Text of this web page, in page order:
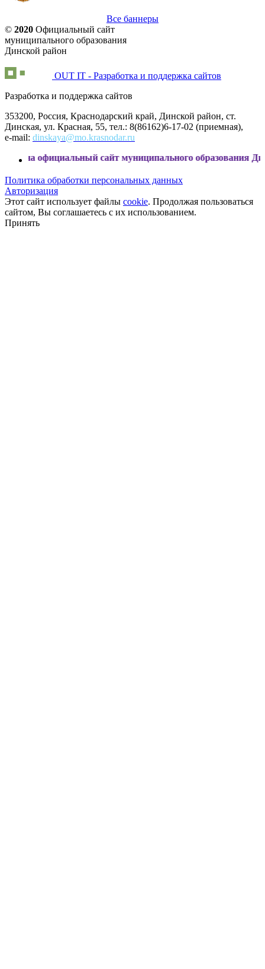
Все баннеры
© 2020 Официальный сайт
муниципального образования
Динской район
OUT IT - Разработка и поддержка сайтов
Разработка и поддержка сайтов
353200, Россия, Краснодарский край, Динской район, ст.
Динская, ул. Красная, 55, тел.: 8(86162)6-17-02 (приемная),
e-mail: dinskaya@mo.krasnodar.ru
сайт муниципального образования Динской район
Политика обработки персональных данных
Авторизация
Этот сайт использует файлы cookie. Продолжая пользоваться
сайтом, Вы соглашаетесь с их использованием.
Принять